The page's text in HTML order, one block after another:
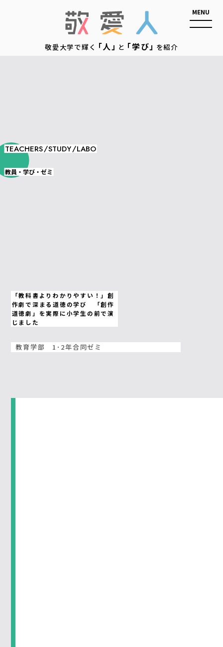
敬愛大学で輝く「人」と「学び」を紹介
TEACHERS/STUDY/LABO
教員・学び・ゼミ
「教科書よりわかりやすい！」創
作劇で深まる道徳の学び 「創作
道徳劇」を実際に小学生の前で演
じました
教育学部 1･2年合同ゼミ